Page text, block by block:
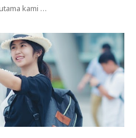
kami …